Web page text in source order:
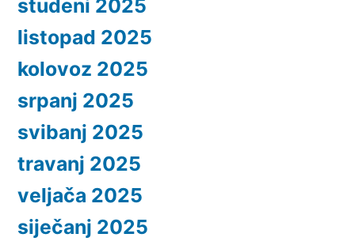
studeni 2025
listopad 2025
kolovoz 2025
srpanj 2025
svibanj 2025
travanj 2025
veljača 2025
siječanj 2025